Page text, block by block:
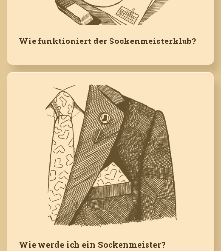
Wie funktioniert der Sockenmeisterklub?
Wie werde ich ein Sockenmeister?